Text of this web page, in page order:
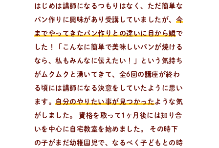
はじめは講師になるつもりはなく、ただ簡単な
パン作りに興味があり受講していましたが、 今
までやってきたパン作りとの違いに目から鱗で
した！「こんなに簡単で美味しいパンが焼ける
なら、私もみんなに伝えたい！」という気持ち
がムクムクと湧いてきて、全6回の講座が終わ
る頃には講師になる決意をしていたように思い
ます。自分のやりたい事が見つかったような気
がしました。 資格を取って1ヶ月後には知り合
いを中心に自宅教室を始めました。 その時下
の子がまだ幼稚園児で、なるべく子どもとの時